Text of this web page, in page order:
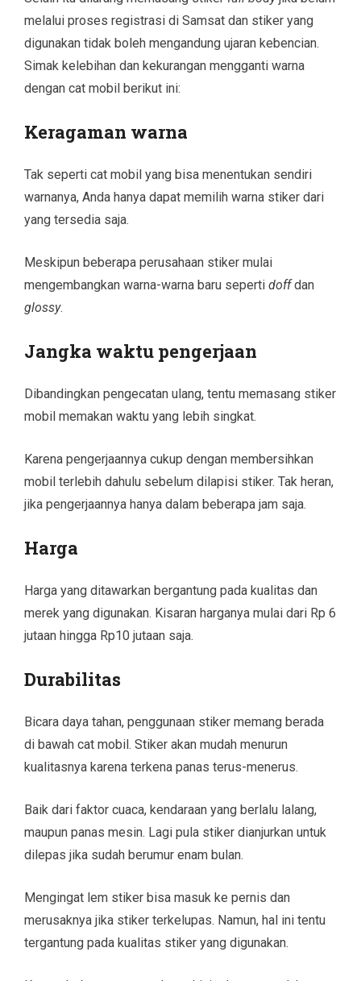
melalui proses registrasi di Samsat dan stiker yang
digunakan tidak boleh mengandung ujaran kebencian.
Simak kelebihan dan kekurangan mengganti warna
dengan cat mobil berikut ini:
Keragaman warna
Tak seperti cat mobil yang bisa menentukan sendiri
warnanya, Anda hanya dapat memilih warna stiker dari
yang tersedia saja.
Meskipun beberapa perusahaan stiker mulai
mengembangkan warna-warna baru seperti doffdan
glossy.
Jangka waktu pengerjaan
Dibandingkan pengecatan ulang, tentu memasang stiker
mobil memakan waktu yang lebih singkat.
Karena pengerjaannya cukup dengan membersihkan
mobil terlebih dahulu sebelum dilapisi stiker. Tak heran,
jika pengerjaannya hanya dalam beberapa jam saja.
Harga
Harga yang ditawarkan bergantung pada kualitas dan
merek yang digunakan. Kisaran harganya mulai dari Rp 6
jutaan hingga Rp10 jutaan saja.
Durabilitas
Bicara daya tahan, penggunaan stiker memang berada
di bawah cat mobil. Stiker akan mudah menurun
kualitasnya karena terkena panas terus-menerus.
Baik dari faktor cuaca, kendaraan yang berlalu lalang,
maupun panas mesin. Lagi pula stiker dianjurkan untuk
dilepas jika sudah berumur enam bulan.
Mengingat lem stiker bisa masuk ke pernis dan
merusaknya jika stiker terkelupas. Namun, hal ini tentu
tergantung pada kualitas stiker yang digunakan.